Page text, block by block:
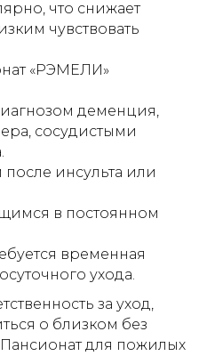
что снижает
чувствовать
«РЭМЕЛИ»
деменция,
сосудистыми
инсульта или
в постоянном
временная
ухода.
за уход,
о близком без
Пансионат для пожилых